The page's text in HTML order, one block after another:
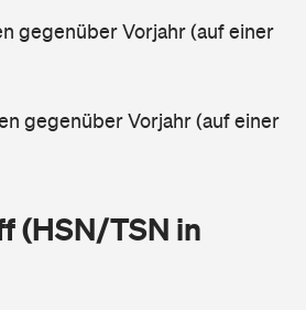
gegenüber Vorjahr (auf einer
gegenüber Vorjahr (auf einer
(HSN/TSN in